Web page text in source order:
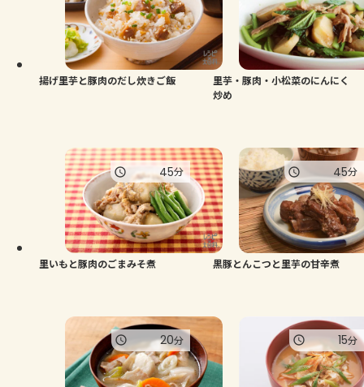
よくあるお問い合わせ
お買い物
揚げ里芋と豚肉のだし炊きご飯
里芋・豚肉・小松菜のにんにく
炒め
里いもと豚肉のごまみそ煮
45分
黒豚とんこつと里芋の甘辛煮
45分
20分 15分